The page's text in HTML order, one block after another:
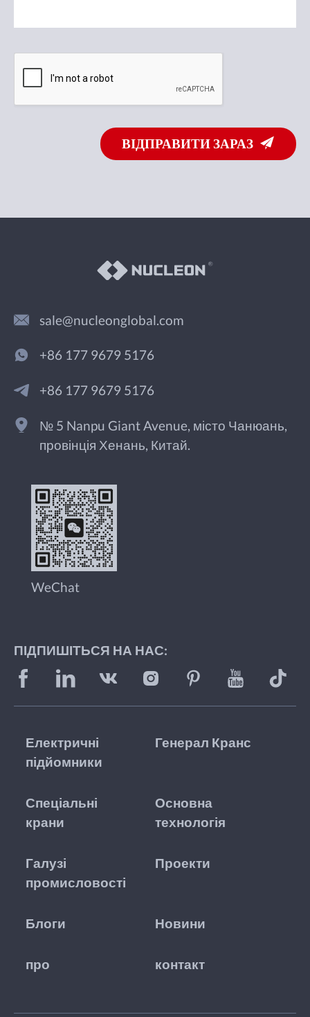
ВІДПРАВИТИ ЗАРАЗ
sale@nucleonglobal.com
+86 177 9679 5176
+86 177 9679 5176
№ 5 Nanpu Giant Avenue, місто Чанюань,
провінція Хенань, Китай.
WeChat
ПІДПИШІТЬСЯ НА НАС:
Електричні
підйомники
Генерал Кранс
Спеціальні
крани
Основна
технологія
Галузі
промисловості
Проекти
Блоги Новини
про контакт